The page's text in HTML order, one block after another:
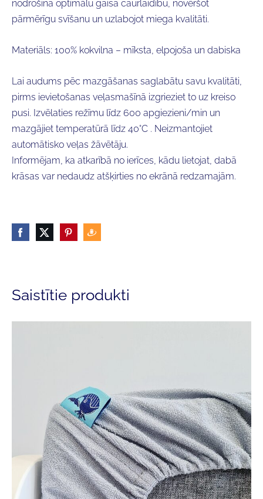
nodrošina optimālu gaisa caurlaidību, novēršot
pārmērīgu svīšanu un uzlabojot miega kvalitāti.
Materiāls: 100% kokvilna – mīksta, elpojoša un dabiska
Lai audums pēc mazgāšanas saglabātu savu kvalitāti,
pirms ievietošanas veļasmašīnā izgrieziet to uz kreiso
pusi. Izvēlaties režīmu līdz 600 apgiezieni/min un
mazgājiet temperatūrā līdz 40°C . Neizmantojiet
automātisko veļas žāvētāju.
Informējam, ka atkarībā no ierīces, kādu lietojat, dabā
krāsas var nedaudz atšķirties no ekrānā redzamajām.
Saistītie produkti